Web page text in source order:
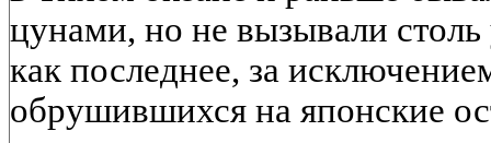
цунами, но не вызывали
как последнее, за
обрушившихся на японские